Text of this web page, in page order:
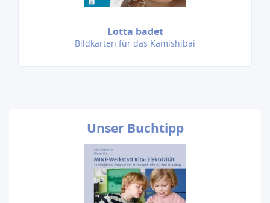
Lotta badet
Bildkarten für das Kamishibai
Unser Buchtipp